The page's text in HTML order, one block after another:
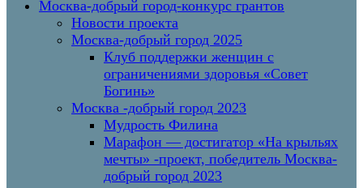
Москва-добрый город-конкурс грантов
Новости проекта
Москва-добрый город 2025
Клуб поддержки женщин с
ограничениями здоровья «Совет
Богинь»
Москва -добрый город 2023
Мудрость Филина
Марафон — достигатор «На крыльях
мечты» -проект, победитель Москва-
добрый город 2023